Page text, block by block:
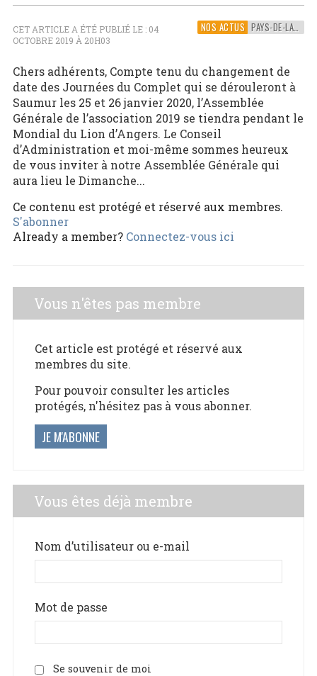
NOS ACTUS PAYS-DE-LA-LOIRE
CET ARTICLE A ÉTÉ PUBLIÉ LE : 04
OCTOBRE 2019 À 20H03
Chers adhérents, Compte tenu du changement de
date des Journées du Complet qui se dérouleront à
Saumur les 25 et 26 janvier 2020, l’Assemblée
Générale de l’association 2019 se tiendra pendant le
Mondial du Lion d’Angers. Le Conseil
d’Administration et moi-même sommes heureux
de vous inviter à notre Assemblée Générale qui
aura lieu le Dimanche...
Ce contenu est protégé et réservé aux membres.
S'abonner
Already a member? Connectez-vous ici
Vous n'êtes pas membre
Cet article est protégé et réservé aux
membres du site.
Pour pouvoir consulter les articles
protégés, n'hésitez pas à vous abonner.
JE M'ABONNE
Vous êtes déjà membre
Nom d’utilisateur ou e-mail
Mot de passe
Se souvenir de moi